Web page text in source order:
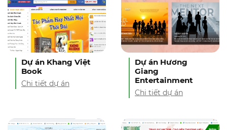
Dự án Khang Việt
Book
Chi tiết dự án
Dự án Hương
Giang
Entertainment
Chi tiết dự án